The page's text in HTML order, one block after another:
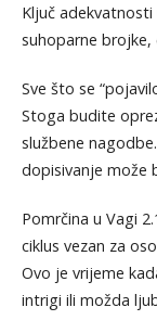
Ključ
suhoparne brojke,
Sve što se
Stoga budite
službene
dopisivanje može
Pomrčina u Vagi
ciklus vezan za
Ovo je vrijeme
intrigi ili možda